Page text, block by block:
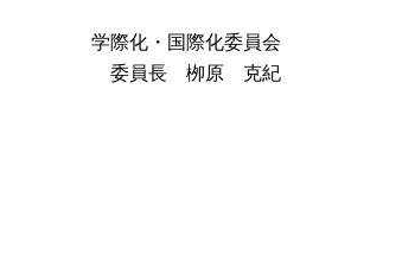
学際化・国際化委員会
委員長 栁原 克紀